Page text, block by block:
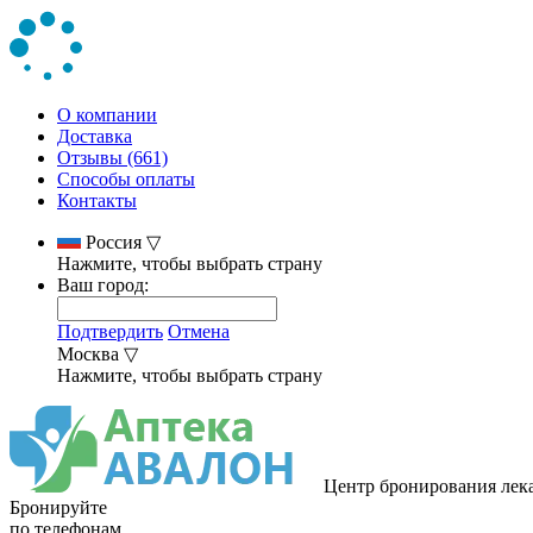
О компании
Доставка
Отзывы (661)
Способы оплаты
Контакты
Россия ▽
Нажмите, чтобы выбрать страну
Ваш город:
Подтвердить Отмена
Москва ▽
Нажмите, чтобы выбрать страну
Центр бронирования
Бронируйте
по телефонам